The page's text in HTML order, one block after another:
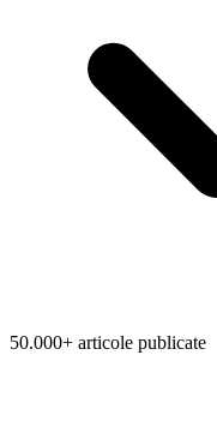
50.000+ articole publicate